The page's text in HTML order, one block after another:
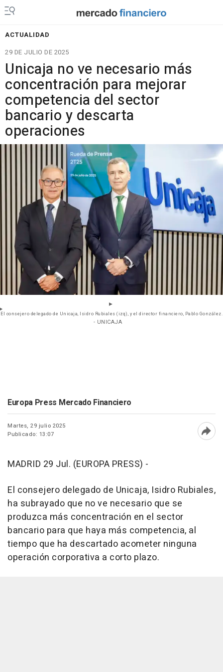
ACTUALIDAD
29 DE JULIO DE 2025
Unicaja no ve necesario más
concentración para mejorar
competencia del sector
bancario y descarta
operaciones
El consejero delegado de Unicaja, Isidro Rubiales (izq), y el director financiero, Pablo González.
- UNICAJA
Europa Press Mercado Financiero
Martes, 29 julio 2025
Publicado: 13:07
MADRID 29 Jul. (EUROPA PRESS) -
El consejero delegado de Unicaja, Isidro Rubiales,
ha subrayado que no ve necesario que se
produzca más concentración en el sector
bancario para que haya más competencia, al
tiempo que ha descartado acometer ninguna
operación corporativa a corto plazo.